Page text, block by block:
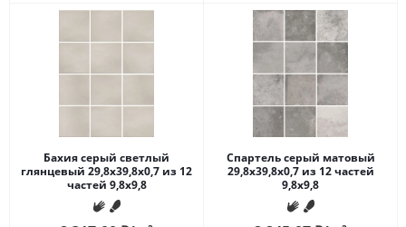
Бахия серый светлый
глянцевый 29,8х39,8x0,7 из 12
частей 9,8x9,8
Спартель серый матовый
29,8х39,8x0,7 из 12 частей
9,8x9,8